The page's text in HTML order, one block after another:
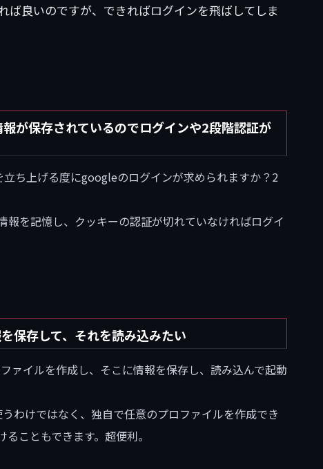
ば良いのですが、できればログインを飛ばしてしま
が保存されているのでログインや2段階認証が
ち上げる度にgoogleのログインが求められますか？2
報を記憶し、クッキーの認証が切れていなければログイ
保存して、それを読み込みたい
ァイルを作成し、そこに情報を保存し、読み込んで起動
わけではなく、独自で任意のプロファイルを作成でき
こともできます。超便利。